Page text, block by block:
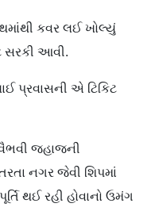
કવર લઈ ખોલ્યું
સરકી આવી.
પ્રવાસની એ ટિકિટ
જહાજની
નગર જેવી શિપમાં
થઈ રહી હોવાનો ઉમંગ